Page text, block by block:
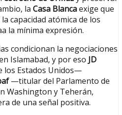
la Casa Blancaexige que
capacidad atómica de los
la mínima expresión.
condicionan la negociaciones
Islamabad, y por eso JD
los Estados Unidos—
—titular del Parlamento de
Washington y Teherán,
de una señal positiva.